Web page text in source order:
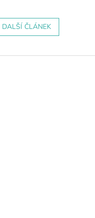
DALŠÍ ČLÁNEK